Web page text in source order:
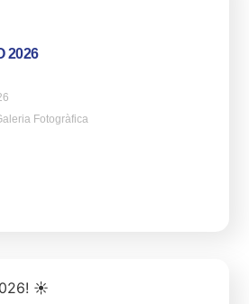
2026
Fotogràfica